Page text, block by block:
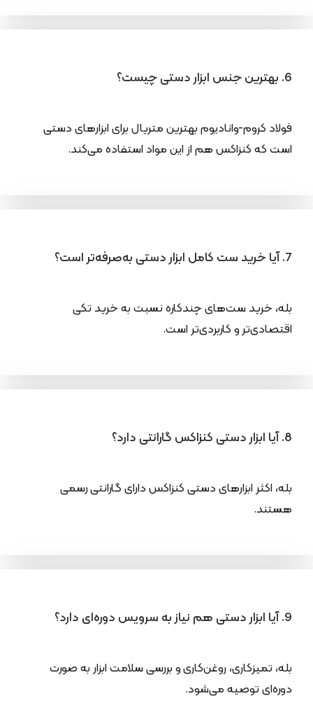
6. بهترین جنس ابزار دستی چیست؟
فولاد کروم-وانادیوم بهترین متریال برای ابزارهای دستی
است که کنزاکس هم از این مواد استفاده می‌کند.
7. آیا خرید ست کامل ابزار دستی به‌صرفه‌تر است؟
بله، خرید ست‌های چندکاره نسبت به خرید تکی
اقتصادی‌تر و کاربردی‌تر است.
8. آیا ابزار دستی کنزاکس گارانتی دارد؟
بله، اکثر ابزارهای دستی کنزاکس دارای گارانتی رسمی
هستند.
9. آیا ابزار دستی هم نیاز به سرویس دوره‌ای دارد؟
بله، تمیزکاری، روغن‌کاری و بررسی سلامت ابزار به صورت
دوره‌ای توصیه می‌شود.